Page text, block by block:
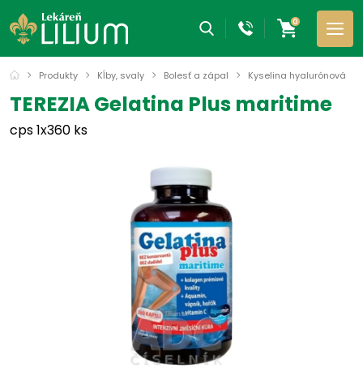
0
Produkty Kĺby, svaly Bolesť a zápal Kyselina hyalurónová
TEREZIA Gelatina Plus maritime
cps 1x360 ks